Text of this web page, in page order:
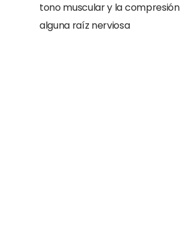
tono muscular y la
alguna raíz nerviosa